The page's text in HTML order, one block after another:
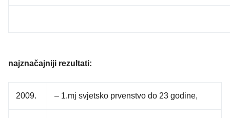
najznačajniji rezultati:
2009. – 1.mj svjetsko prvenstvo do 23 godine,